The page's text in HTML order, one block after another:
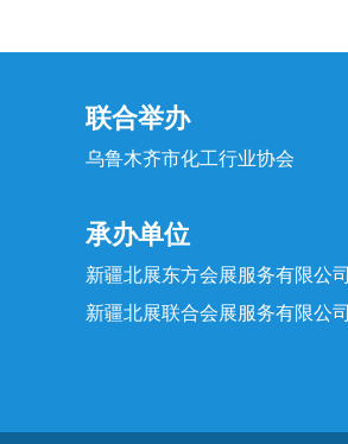
联合举办
乌鲁木齐市化工行业协会
承办单位
新疆北展东方会展服务有限公司
新疆北展联合会展服务有限公司